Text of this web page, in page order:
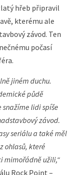
hřeb připravil
kterému ale
závod. Ten
počasí
jiném duchu.
půdě
snažíme lidi spíše
závod.
seriálu a také měl
ohlasů, které
mimořádně užili,“
Rock Point –